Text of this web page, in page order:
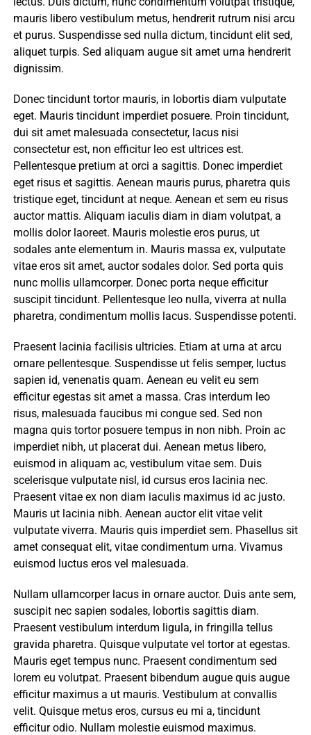
mauris libero vestibulum metus, hendrerit rutrum nisi arcu
et purus. Suspendisse sed nulla dictum, tincidunt elit sed,
aliquet turpis. Sed aliquam augue sit amet urna hendrerit
dignissim.
Donec tincidunt tortor mauris, in lobortis diam vulputate
eget. Mauris tincidunt imperdiet posuere. Proin tincidunt,
dui sit amet malesuada consectetur, lacus nisi
consectetur est, non efficitur leo est ultrices est.
Pellentesque pretium at orci a sagittis. Donec imperdiet
eget risus et sagittis. Aenean mauris purus, pharetra quis
tristique eget, tincidunt at neque. Aenean et sem eu risus
auctor mattis. Aliquam iaculis diam in diam volutpat, a
mollis dolor laoreet. Mauris molestie eros purus, ut
sodales ante elementum in. Mauris massa ex, vulputate
vitae eros sit amet, auctor sodales dolor. Sed porta quis
nunc mollis ullamcorper. Donec porta neque efficitur
suscipit tincidunt. Pellentesque leo nulla, viverra at nulla
pharetra, condimentum mollis lacus. Suspendisse potenti.
Praesent lacinia facilisis ultricies. Etiam at urna at arcu
ornare pellentesque. Suspendisse ut felis semper, luctus
sapien id, venenatis quam. Aenean eu velit eu sem
efficitur egestas sit amet a massa. Cras interdum leo
risus, malesuada faucibus mi congue sed. Sed non
magna quis tortor posuere tempus in non nibh. Proin ac
imperdiet nibh, ut placerat dui. Aenean metus libero,
euismod in aliquam ac, vestibulum vitae sem. Duis
scelerisque vulputate nisl, id cursus eros lacinia nec.
Praesent vitae ex non diam iaculis maximus id ac justo.
Mauris ut lacinia nibh. Aenean auctor elit vitae velit
vulputate viverra. Mauris quis imperdiet sem. Phasellus sit
amet consequat elit, vitae condimentum urna. Vivamus
euismod luctus eros vel malesuada.
Nullam ullamcorper lacus in ornare auctor. Duis ante sem,
suscipit nec sapien sodales, lobortis sagittis diam.
Praesent vestibulum interdum ligula, in fringilla tellus
gravida pharetra. Quisque vulputate vel tortor at egestas.
Mauris eget tempus nunc. Praesent condimentum sed
lorem eu volutpat. Praesent bibendum augue quis augue
efficitur maximus a ut mauris. Vestibulum at convallis
velit. Quisque metus eros, cursus eu mi a, tincidunt
efficitur odio. Nullam molestie euismod maximus.